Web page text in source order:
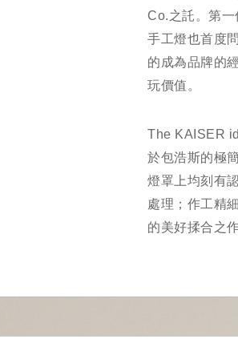
Co.之託。第
手工燈也首度
的成為品牌的
玩價值。
The KAISER
於包浩斯的極
燈罩上均刻有
處理；作工精
的美好揉合之作